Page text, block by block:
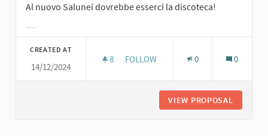
Al nuovo Salunei dovrebbe esserci la discoteca!
CREATED AT
14/12/2024
8 8 FOLLOWERS
FOLLOW 0 0
VIEW PROPOSAL